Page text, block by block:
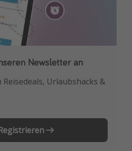
Newsletter an
Urlaubshacks &
App
als